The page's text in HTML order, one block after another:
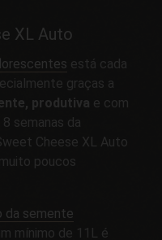
XL Auto
está cada
graças a
produtiva e com
semanas da
Cheese XL Auto
poucos
da semente
mínimo de 11L é